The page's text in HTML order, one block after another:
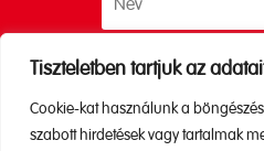
Tiszteletben tartjuk az
Cookie-kat használunk a
szabott hirdetések vagy tartalmak